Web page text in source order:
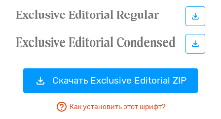
Скачать Exclusive Editorial ZIP
Как установить этот шрифт?